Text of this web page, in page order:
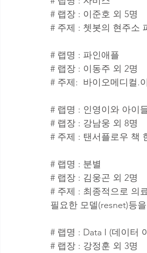
# 랩장 : 이준호 외 5명
# 주제 : 쳇봇의 현주소
# 랩명 : 파인애플
# 랩장 : 이동주 외 2명
# 주제:  바이오메디컬.
# 랩명 : 인영이와 아이
# 랩장 : 강남웅 외 8명
# 주제 : 탠서플로우 책
# 랩명 : 분별
# 랩장 : 김웅곤 외 2명
# 주제 : 최종적으로 의
필요한 모델(resnet)등
# 랩명 : Data I (데이터
# 랩장 : 강정훈 외 3명